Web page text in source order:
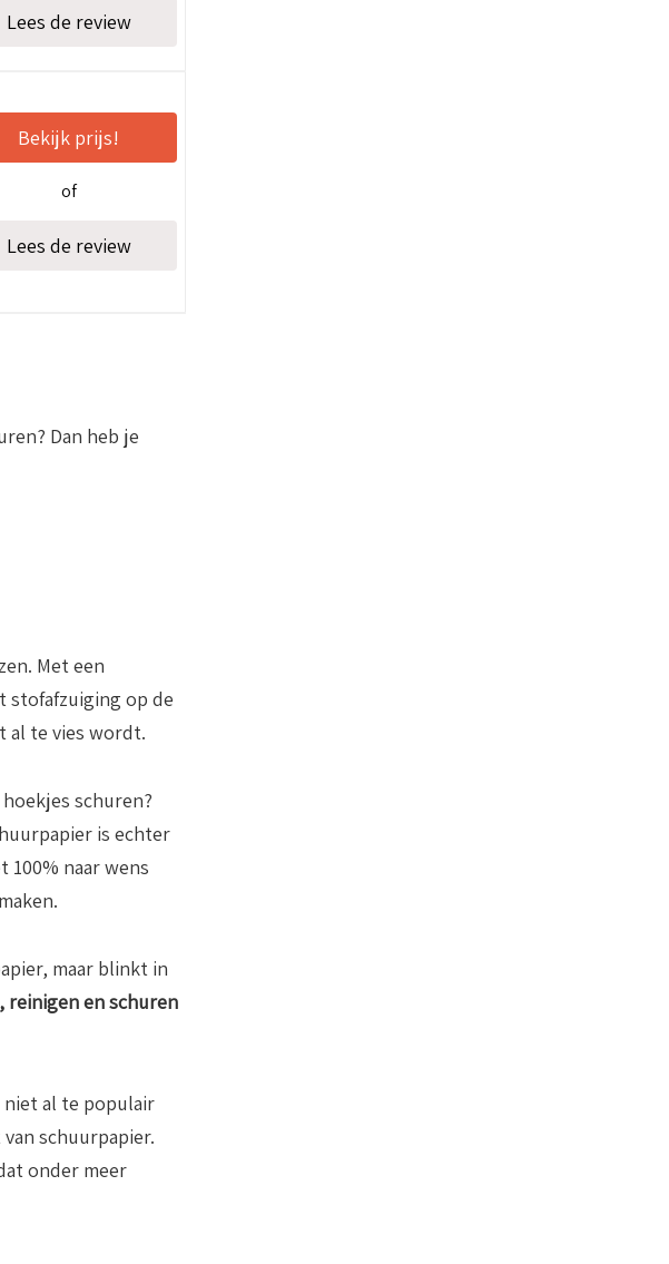
Lees de review
Bekijk prijs!
of
Lees de review
Dan heb je
Met een
stofafzuiging op de
al te vies wordt.
schuren?
is echter
naar wens
maar blinkt in
en schuren
niet al te populair
schuurpapier.
onder meer